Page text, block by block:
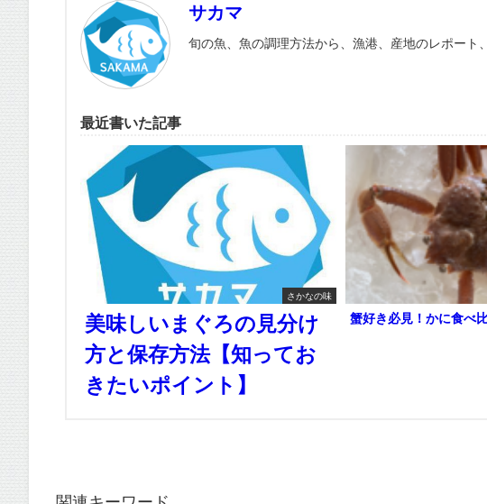
サカマ
旬の魚、魚の調理方法から、漁港、産地のレポート
最近書いた記事
さかなの味
美味しいまぐろの見分け
方と保存方法【知ってお
きたいポイント】
蟹好き必見！かに食べ